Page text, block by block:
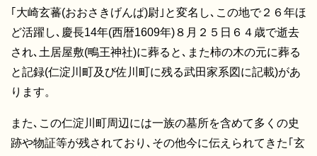
｢大崎玄蕃(おおさきげんぱ)尉｣と変名し､この地で２６年ほ
ど活躍し､慶長14年(西暦1609年)８月２５日６４歳で逝去
され､土居屋敷(鴫王神社)に葬ると､また柿の木の元に葬る
と記録(仁淀川町及び佐川町に残る武田家系図に記載)があ
ります。
また､この仁淀川町周辺には一族の墓所を含めて多くの史
跡や物証等が残されており､その他今に伝えられてきた｢玄